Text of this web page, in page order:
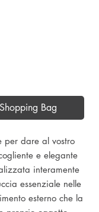
Bag
per dare al vostro
e elegante
interamente
essenziale nelle
esterno che la